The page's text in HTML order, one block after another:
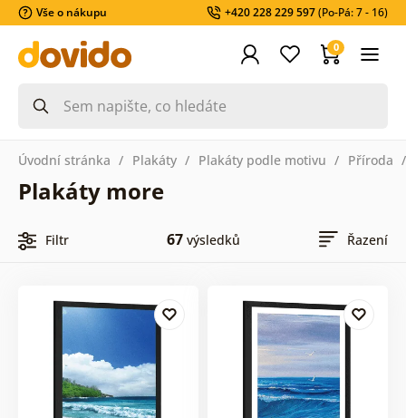
Vše o nákupu +420 228 229 597(Po-Pá: 7 - 16)
0
Úvodní stránka Plakáty Plakáty podle motivu Příroda
Plakáty more
Filtr 67výsledků Řazení